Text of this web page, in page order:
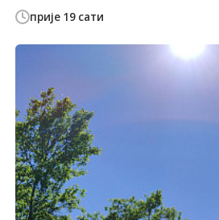
прије 19 сати